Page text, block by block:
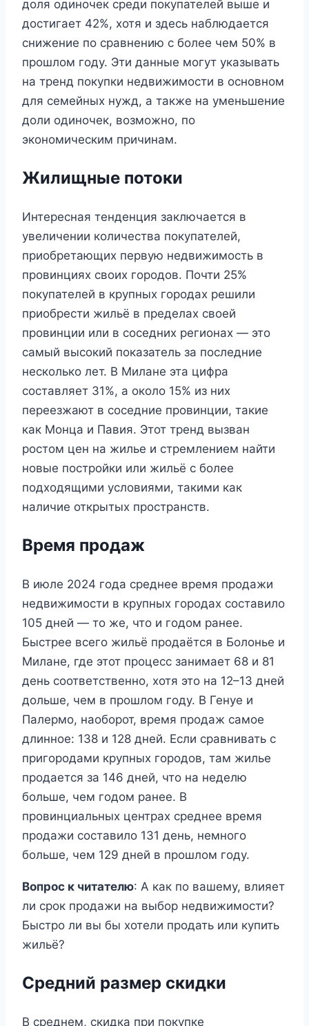
доля одиночек среди покупателей выше и
достигает 42%, хотя и здесь наблюдается
снижение по сравнению с более чем 50% в
прошлом году. Эти данные могут указывать
на тренд покупки недвижимости в основном
для семейных нужд, а также на уменьшение
доли одиночек, возможно, по
экономическим причинам.
Жилищные потоки
Интересная тенденция заключается в
увеличении количества покупателей,
приобретающих первую недвижимость в
провинциях своих городов. Почти 25%
покупателей в крупных городах решили
приобрести жильё в пределах своей
провинции или в соседних регионах — это
самый высокий показатель за последние
несколько лет. В Милане эта цифра
составляет 31%, а около 15% из них
переезжают в соседние провинции, такие
как Монца и Павия. Этот тренд вызван
ростом цен на жилье и стремлением найти
новые постройки или жильё с более
подходящими условиями, такими как
наличие открытых пространств.
Время продаж
В июле 2024 года среднее время продажи
недвижимости в крупных городах составило
105 дней — то же, что и годом ранее.
Быстрее всего жильё продаётся в Болонье и
Милане, где этот процесс занимает 68 и 81
день соответственно, хотя это на 12–13 дней
дольше, чем в прошлом году. В Генуе и
Палермо, наоборот, время продаж самое
длинное: 138 и 128 дней. Если сравнивать с
пригородами крупных городов, там жилье
продается за 146 дней, что на неделю
больше, чем годом ранее. В
провинциальных центрах среднее время
продажи составило 131 день, немного
больше, чем 129 дней в прошлом году.
Вопрос к читателю: А как по вашему, влияет
ли срок продажи на выбор недвижимости?
Быстро ли вы бы хотели продать или купить
жильё?
Средний размер скидки
В среднем, скидка при покупке